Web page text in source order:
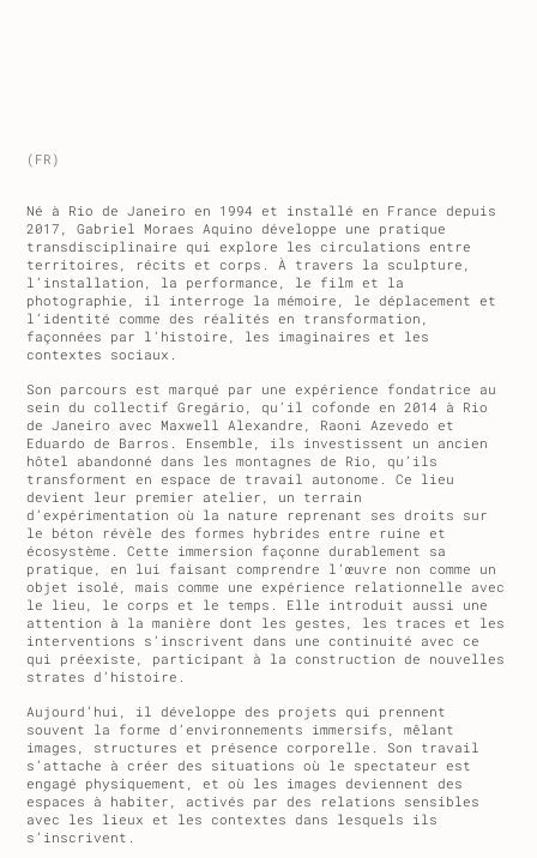
(FR)
Né à Rio de Janeiro en 1994 et installé en France depuis
2017, Gabriel Moraes Aquino développe une pratique
transdisciplinaire qui explore les circulations entre
territoires, récits et corps. À travers la sculpture,
l’installation, la performance, le film et la
photographie, il interroge la mémoire, le déplacement et
l’identité comme des réalités en transformation,
façonnées par l’histoire, les imaginaires et les
contextes sociaux.
Son parcours est marqué par une expérience fondatrice au
sein du collectif Gregário, qu’il cofonde en 2014 à Rio
de Janeiro avec Maxwell Alexandre, Raoni Azevedo et
Eduardo de Barros. Ensemble, ils investissent un ancien
hôtel abandonné dans les montagnes de Rio, qu’ils
transforment en espace de travail autonome. Ce lieu
devient leur premier atelier, un terrain
d’expérimentation où la nature reprenant ses droits sur
le béton révèle des formes hybrides entre ruine et
écosystème. Cette immersion façonne durablement sa
pratique, en lui faisant comprendre l’œuvre non comme un
objet isolé, mais comme une expérience relationnelle avec
le lieu, le corps et le temps. Elle introduit aussi une
attention à la manière dont les gestes, les traces et les
interventions s’inscrivent dans une continuité avec ce
qui préexiste, participant à la construction de nouvelles
strates d’histoire.
Aujourd’hui, il développe des projets qui prennent
souvent la forme d’environnements immersifs, mêlant
images, structures et présence corporelle. Son travail
s’attache à créer des situations où le spectateur est
engagé physiquement, et où les images deviennent des
espaces à habiter, activés par des relations sensibles
avec les lieux et les contextes dans lesquels ils
s’inscrivent.